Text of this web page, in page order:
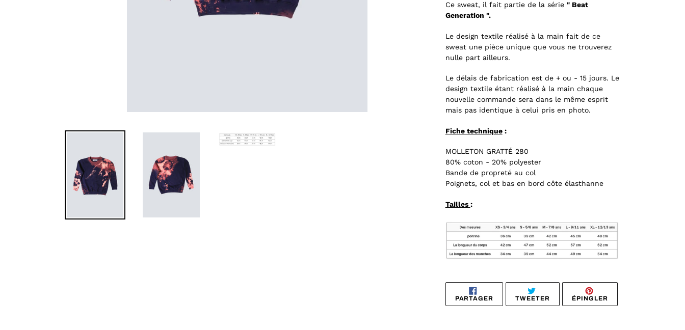
Ce sweat, il fait partie de la série " Beat
Generation ".
Le design textile réalisé à la main fait de ce
sweat une pièce unique que vous ne trouverez
nulle part ailleurs.
Le délais de fabrication est de + ou - 15 jours. Le
design textile étant réalisé à la main chaque
nouvelle commande sera dans le même esprit
mais pas identique à celui pris en photo.
Fiche technique:
MOLLETON GRATTÉ 280
80% coton - 20% polyester
Bande de propreté au col
Poignets, col et bas en bord côte élasthanne
Tailles :
PARTAGER PARTAGER
SUR
TWEETER TWEETER
SUR
ÉPINGLERÉPINGLER
SUR